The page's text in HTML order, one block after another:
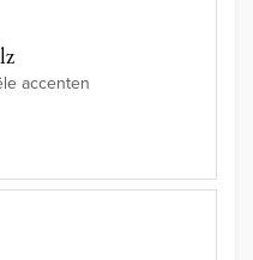
accenten